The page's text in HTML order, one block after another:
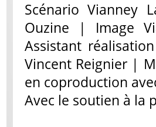
Scénario Vianney
Ouzine | Image
Assistant
Vincent Reignier |
en coproduction
Avec le soutien à la